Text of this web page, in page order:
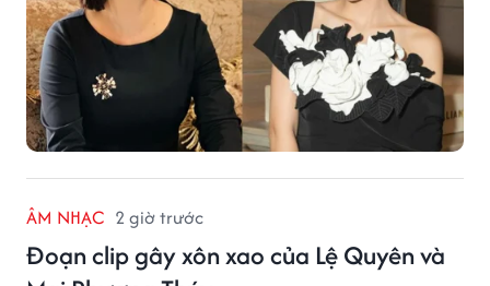
ÂM NHẠC 2 giờ trước
Đoạn clip gây xôn xao của Lệ Quyên và